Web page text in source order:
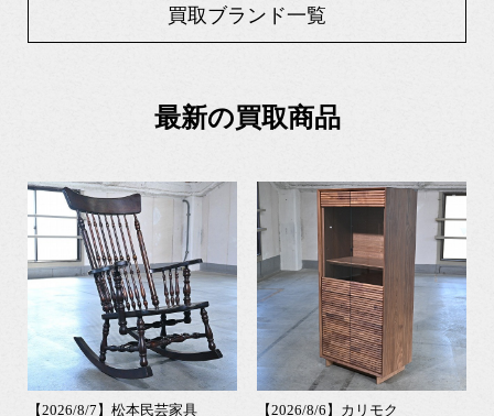
買取ブランド一覧
最新の買取商品
【2026/8/7】松本民芸家具
【2026/8/6】カリモク